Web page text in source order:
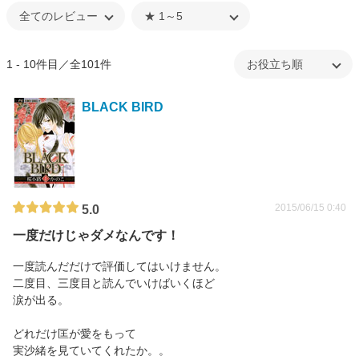
1 - 10件目／全101件
BLACK BIRD
5.0 2015/06/15 0:40
一度だけじゃダメなんです！
一度読んだだけで評価してはいけません。
二度目、三度目と読んでいけばいくほど
涙が出る。
どれだけ匡が愛をもって
実沙緒を見ていてくれたか。。